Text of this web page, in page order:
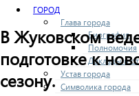
ГОРОД
Глава города
Биография
Полномочия
Доклады и
Устав города
Символика города
В Жуковском
подготовке к
сезону.